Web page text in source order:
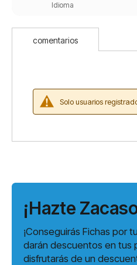
Idioma
comentarios
Solo usuarios
¡Hazte
¡Conseguirás Fichas por
darán descuentos en tus
disfrutarás de un